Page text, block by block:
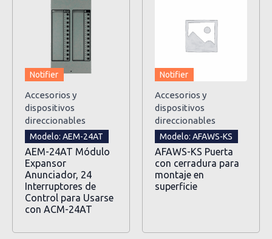
Notifier
Accesorios y
dispositivos
direccionables
Modelo: AEM-24AT
AEM-24AT Módulo
Expansor
Anunciador, 24
Interruptores de
Control para Usarse
con ACM-24AT
Notifier
Accesorios y
dispositivos
direccionables
Modelo: AFAWS-KS
AFAWS-KS Puerta
con cerradura para
montaje en
superficie